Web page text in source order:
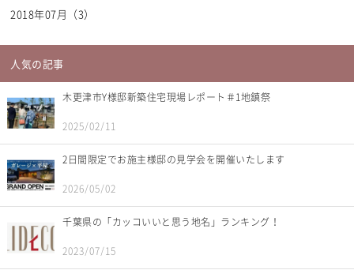
2018年07月（3）
人気の記事
木更津市Y様邸新築住宅現場レポート＃1地鎮祭
2025/02/11
2日間限定でお施主様邸の見学会を開催いたします
2026/05/02
千葉県の「カッコいいと思う地名」ランキング！
2023/07/15